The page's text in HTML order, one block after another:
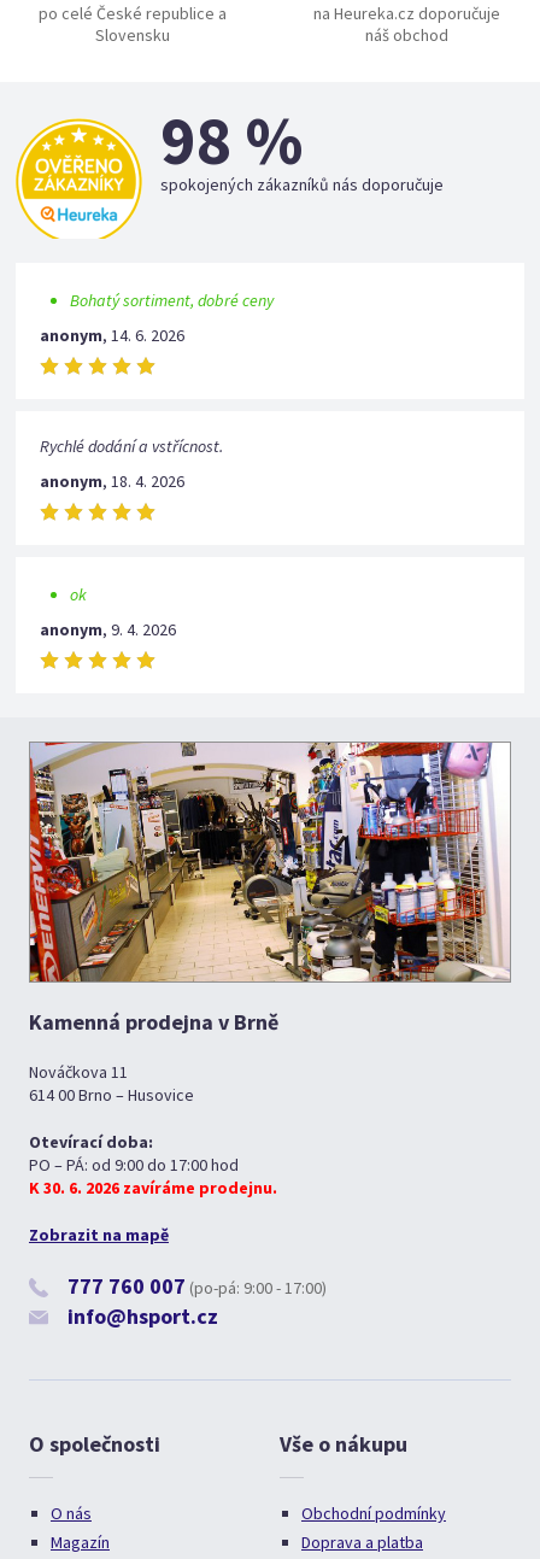
po celé České republice a
Slovensku
na Heureka.cz doporučuje
náš obchod
98 %
spokojených zákazníků nás doporučuje
Bohatý sortiment, dobré ceny
anonym,14. 6. 2026
Rychlé dodání a vstřícnost.
anonym,18. 4. 2026
ok
anonym,9. 4. 2026
Kamenná prodejna v Brně
Nováčkova 11
614 00 Brno – Husovice
Otevírací doba:
PO – PÁ: od 9:00 do 17:00 hod
K 30. 6. 2026 zavíráme prodejnu.
Zobrazit na mapě
777 760 007 (po-pá: 9:00 - 17:00)
info@hsport.cz
O společnosti
O nás
Magazín
Vše o nákupu
Obchodní podmínky
Doprava a platba